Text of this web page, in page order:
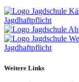
Weitere Links